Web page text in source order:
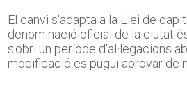
El canvi s'adapta a la Llei de
denominació oficial de la ciutat
s'obri un període d'al·legacions
modificació es pugui aprovar de